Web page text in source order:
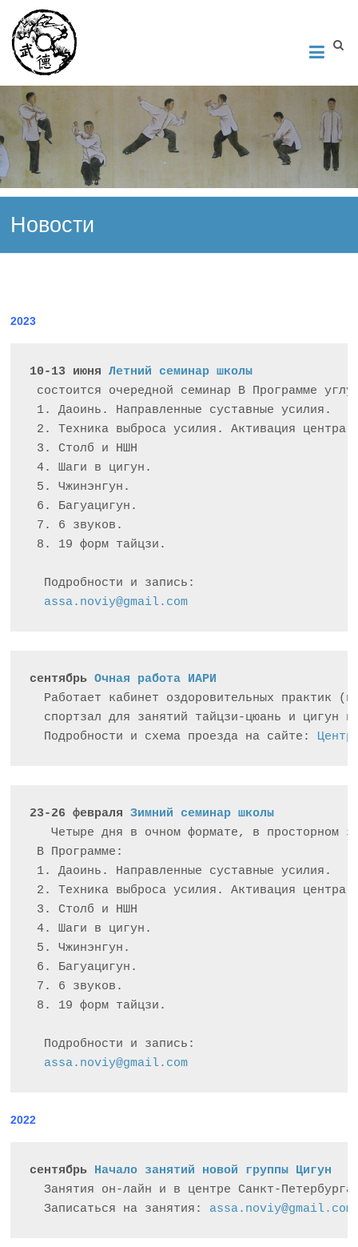
Институт Исследования Внутреннего Искусства
Школа тайцзи-цюань стиля Чэнь, Петербург. Руководитель
Андрей Середняков.
Новости
2023
10-13 июня Летний семинар школы
состоится очередной семинар В Программе
1. Даоинь. Направленные суставные усилия.
2. Техника выброса усилия. Активация
3. Столб и НШН
4. Шаги в цигун.
5. Чжинэнгун.
6. Багуацигун.
7. 6 звуков.
8. 19 форм тайцзи.
  Подробности и запись:
assa.noviy@gmail.com
сентябрь Очная работа ИАРИ
Работает кабинет оздоровительных практик
спортзал для занятий тайцзи-цюань и цигун
  Подробности и схема проезда на сайте:
23-26 февраля Зимний семинар школы
Четыре дня в очном формате, в просторном
В Программе:
1. Даоинь. Направленные суставные усилия.
2. Техника выброса усилия. Активация
3. Столб и НШН
4. Шаги в цигун.
5. Чжинэнгун.
6. Багуацигун.
7. 6 звуков.
8. 19 форм тайцзи.
  Подробности и запись:
assa.noviy@gmail.com
2022
сентябрь Начало занятий новой группы Цигун
Занятия он-лайн и в центре Санкт-
  Записаться на занятия:
assa.noviy@gmail.com